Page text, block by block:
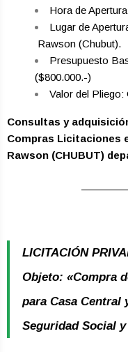
Hora de
Lugar de
­ Rawson (Chubut).
Presupuesto
($800.000.-)
Valor del Pliego:
Consultas y
Compras Licitaciones
Rawson (CHUBUT)
LICITACIÓN
Objeto: «Compra
para Casa Central
Seguridad Social